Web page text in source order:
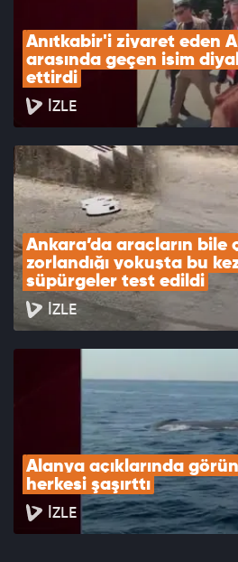
Anıtkabir'i ziyaret eden
arasında geçen isim
ettirdi
İZLE
Ankara’da araçların bile
zorlandığı yokuşta bu
süpürgeler test edildi
İZLE
Alanya açıklarında
herkesi şaşırttı
İZLE